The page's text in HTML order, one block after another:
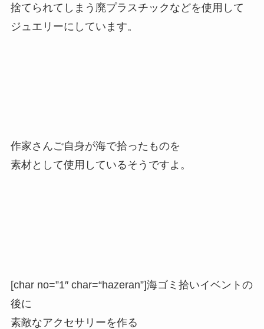
捨てられてしまう廃プラスチックなどを使用して
ジュエリーにしています。
作家さんご自身が海で拾ったものを
素材として使用しているそうですよ。
[char no=”1″ char=“hazeran”]海ゴミ拾いイベントの
後に
素敵なアクセサリーを作る